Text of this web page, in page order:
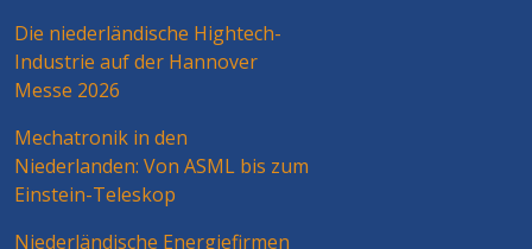
Die niederländische Hightech-
Industrie auf der Hannover
Messe 2026
Mechatronik in den
Niederlanden: Von ASML bis zum
Einstein-Teleskop
Niederländische Energiefirmen